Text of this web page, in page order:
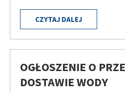
CZYTAJ DALEJ
OGŁOSZENIE O
DOSTAWIE WODY